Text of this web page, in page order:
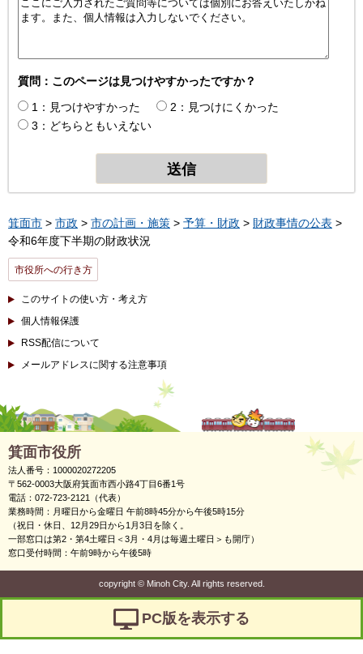
質問：このページは見つけやすかったですか？
1：見つけやすかった
2：見つけにくかった
3：どちらともいえない
箕面市 > 市政 > 市の計画・施策 > 予算・財政 > 財政事情の公表 >
令和6年度下半期の財政状況
市役所への行き方
このサイトの使い方・考え方
個人情報保護
RSS配信について
メールアドレスに関する注意事項
箕面市役所
法人番号：1000020272205
〒562-0003大阪府箕面市西小路4丁目6番1号
電話：072-723-2121（代表）
業務時間：月曜日から金曜日 午前8時45分から午後5時15分
（祝日・休日、12月29日から1月3日を除く。
一部窓口は第2・第4土曜日＜3月・4月は毎週土曜日＞も開庁）
窓口受付時間：午前9時から午後5時
copyright ©Minoh City. All rights reserved.
PC版を表示する